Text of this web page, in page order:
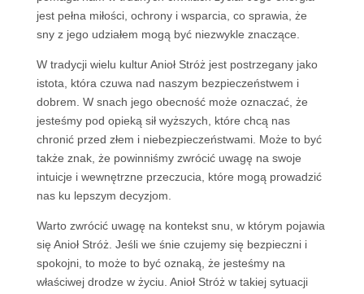
jest pełna miłości, ochrony i wsparcia, co sprawia, że
sny z jego udziałem mogą być niezwykle znaczące.
W tradycji wielu kultur Anioł Stróż jest postrzegany jako
istota, która czuwa nad naszym bezpieczeństwem i
dobrem. W snach jego obecność może oznaczać, że
jesteśmy pod opieką sił wyższych, które chcą nas
chronić przed złem i niebezpieczeństwami. Może to być
także znak, że powinniśmy zwrócić uwagę na swoje
intuicje i wewnętrzne przeczucia, które mogą prowadzić
nas ku lepszym decyzjom.
Warto zwrócić uwagę na kontekst snu, w którym pojawia
się Anioł Stróż. Jeśli we śnie czujemy się bezpieczni i
spokojni, to może to być oznaką, że jesteśmy na
właściwej drodze w życiu. Anioł Stróż w takiej sytuacji